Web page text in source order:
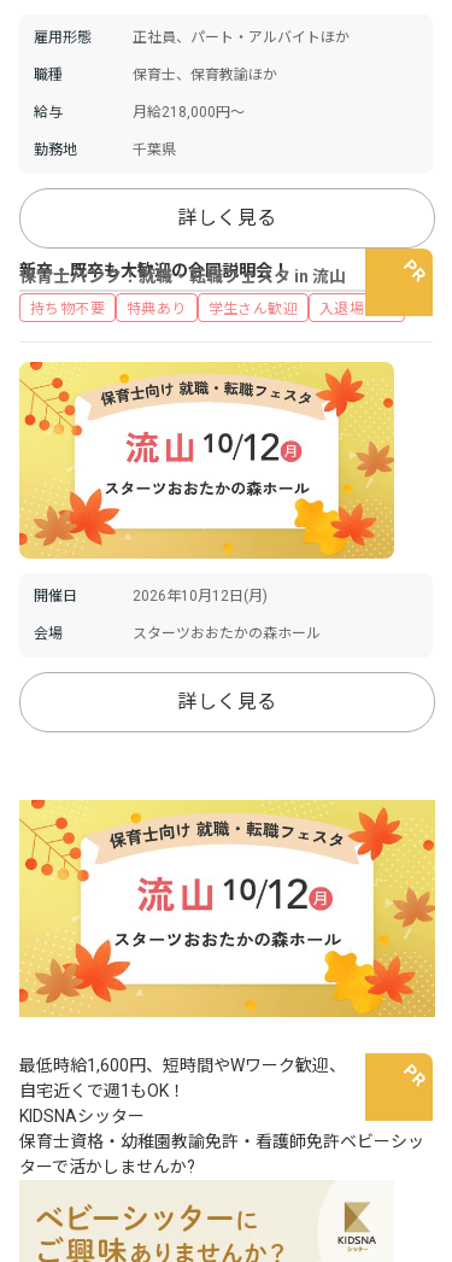
雇用形態 正社員、パート・アルバイトほか
職種 保育士、保育教諭ほか
給与 月給218,000円～
勤務地 千葉県
詳しく見る
保育士バンク！就職・転職フェスタ in 流山
新卒・既卒も大歓迎の合同説明会！
持ち物不要 特典あり 学生さん歓迎 入退場自由
開催日 2026年10月12日(月)
会場 スターツおおたかの森ホール
詳しく見る
最低時給1,600円、短時間やWワーク歓迎、
自宅近くで週1もOK！
KIDSNAシッター
保育士資格・幼稚園教諭免許・看護師免許ベビーシッ
ターで活かしませんか?